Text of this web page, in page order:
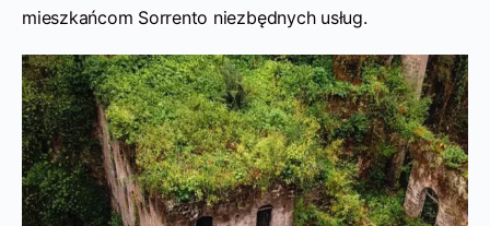
mieszkańcom Sorrento niezbędnych usług.